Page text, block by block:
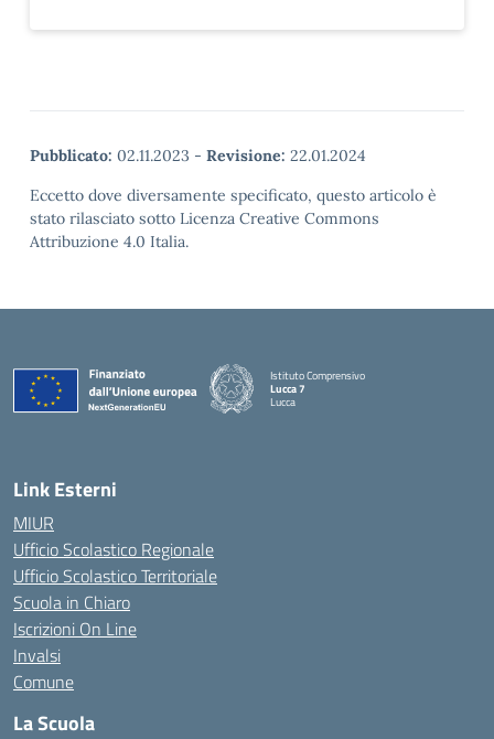
Pubblicato: 02.11.2023 - Revisione: 22.01.2024
Eccetto dove diversamente specificato, questo articolo è
stato rilasciato sotto Licenza Creative Commons
Attribuzione 4.0 Italia.
Istituto Comprensivo
Lucca 7
Lucca
Link Esterni
MIUR
Ufficio Scolastico Regionale
Ufficio Scolastico Territoriale
Scuola in Chiaro
Iscrizioni On Line
Invalsi
Comune
La Scuola